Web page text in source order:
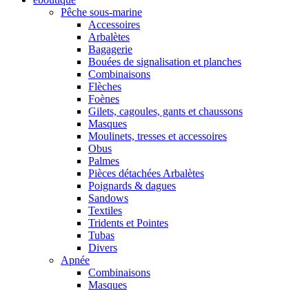
Pêche sous-marine
Accessoires
Arbalètes
Bagagerie
Bouées de signalisation et planches
Combinaisons
Flèches
Foènes
Gilets, cagoules, gants et chaussons
Masques
Moulinets, tresses et accessoires
Obus
Palmes
Pièces détachées Arbalètes
Poignards & dagues
Sandows
Textiles
Tridents et Pointes
Tubas
Divers
Apnée
Combinaisons
Masques